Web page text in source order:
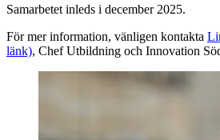
Samarbetet inleds i december 2025.
För mer information, vänligen kontakta
länk), Chef Utbildning och Innovation